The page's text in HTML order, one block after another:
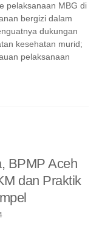
pelaksanaan MBG di
bergizi dalam
dukungan
kesehatan murid;
pelaksanaan
BPMP Aceh
dan Praktik